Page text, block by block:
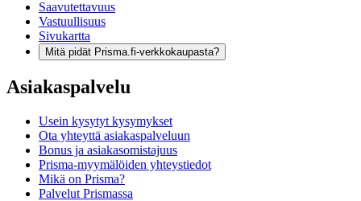
Saavutettavuus
Vastuullisuus
Sivukartta
Mitä pidät Prisma.fi-verkkokaupasta?
Asiakaspalvelu
Usein kysytyt kysymykset
Ota yhteyttä asiakaspalveluun
Bonus ja asiakasomistajuus
Prisma-myymälöiden yhteystiedot
Mikä on Prisma?
Palvelut Prismassa